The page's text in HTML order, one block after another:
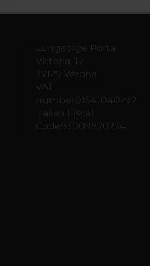
Lungadige Porta
Vittoria, 17
37129 Verona
VAT
number01541040232
Italian Fiscal
Code93009870234